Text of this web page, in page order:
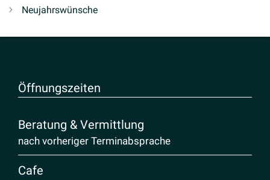
Neujahrs­wünsche
Öffnungs­zeiten
Beratung & Vermittlung
nach vorheriger Terminabsprache
Cafe